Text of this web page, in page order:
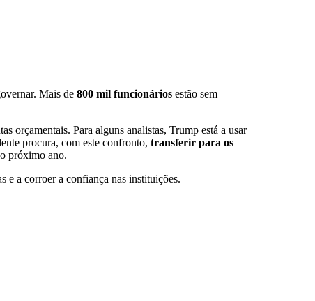
Mais de 800 mil funcionários estão sem
orçamentais. Para alguns analistas, Trump está a usar
procura, com este confronto, transferir para os
próximo ano.
e a corroer a confiança nas instituições.